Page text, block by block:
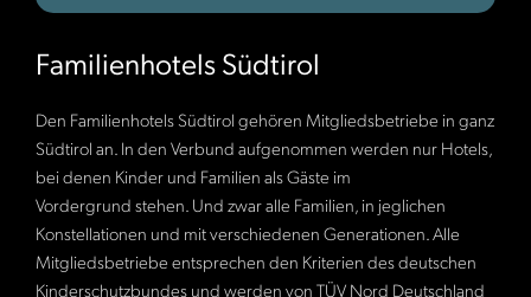
Familienhotels Südtirol
Den Familienhotels Südtirol gehören Mitgliedsbetriebe in ganz
Südtirol an. In den Verbund aufgenommen werden nur Hotels,
bei denen Kinder und Familien als Gäste im
Vordergrund stehen. Und zwar alle Familien, in jeglichen
Konstellationen und mit verschiedenen Generationen. Alle
Mitgliedsbetriebe entsprechen den Kriterien des deutschen
Kinderschutzbundes und werden von TÜV Nord Deutschland